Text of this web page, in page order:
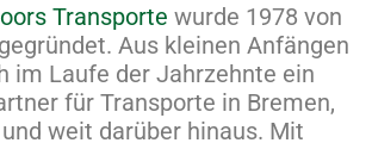
Transporte wurde 1978 von
gegründet. Aus kleinen Anfängen
im Laufe der Jahrzehnte ein
für Transporte in Bremen,
weit darüber hinaus. Mit